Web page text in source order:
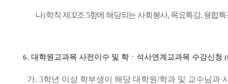
나)학칙 제 32조 5항에 해당되는 사회봉사, 목요특강, 융합특
6. 대학원교과목 사전이수 및 학ㆍ석사연계교과목 수강신청
가. 3학년 이상 학부생이 해당 대학원/학과 및 교수님과